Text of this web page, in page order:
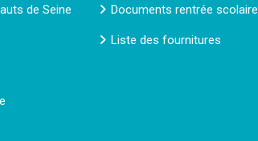
de Seine Documents rentrée scolaire
Liste des fournitures